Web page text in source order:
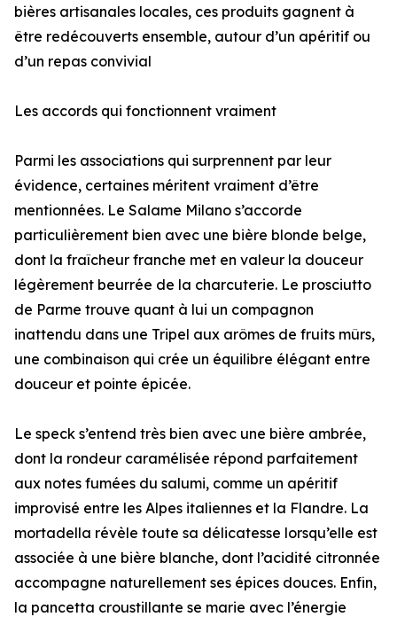
bières artisanales locales, ces produits gagnent à
être redécouverts ensemble, autour d’un apéritif ou
d’un repas convivial
Les accords qui fonctionnent vraiment
Parmi les associations qui surprennent par leur
évidence, certaines méritent vraiment d’être
mentionnées. Le Salame Milano s’accorde
particulièrement bien avec une bière blonde belge,
dont la fraîcheur franche met en valeur la douceur
légèrement beurrée de la charcuterie. Le prosciutto
de Parme trouve quant à lui un compagnon
inattendu dans une Tripel aux arômes de fruits mûrs,
une combinaison qui crée un équilibre élégant entre
douceur et pointe épicée.
Le speck s’entend très bien avec une bière ambrée,
dont la rondeur caramélisée répond parfaitement
aux notes fumées du salumi, comme un apéritif
improvisé entre les Alpes italiennes et la Flandre. La
mortadella révèle toute sa délicatesse lorsqu’elle est
associée à une bière blanche, dont l’acidité citronnée
accompagne naturellement ses épices douces. Enfin,
la pancetta croustillante se marie avec l’énergie